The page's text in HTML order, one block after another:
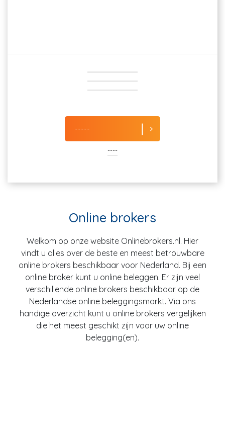
-----
----
Online brokers
Welkom op onze website Onlinebrokers.nl. Hier
vindt u alles over de beste en meest betrouwbare
online brokers beschikbaar voor Nederland. Bij een
online broker kunt u online beleggen. Er zijn veel
verschillende online brokers beschikbaar op de
Nederlandse online beleggingsmarkt. Via ons
handige overzicht kunt u online brokers vergelijken
die het meest geschikt zijn voor uw online
belegging(en).